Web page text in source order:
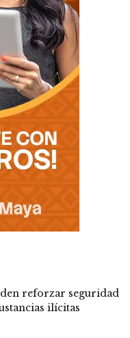
reforzar seguridad
ilícitas